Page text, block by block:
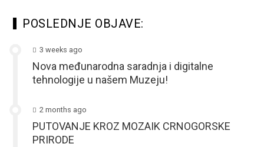
POSLEDNJE OBJAVE:
3 weeks ago
Nova međunarodna saradnja i digitalne
tehnologije u našem Muzeju!
2 months ago
PUTOVANJE KROZ MOZAIK CRNOGORSKE
PRIRODE